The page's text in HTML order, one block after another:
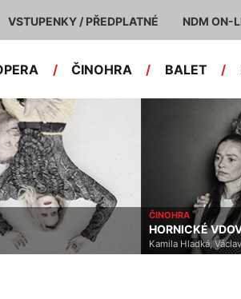
VSTUPENKY / PŘEDPLATNÉ NDM ON-
/ ČINOHRA / BALET /
ČINOHRA
HORNICKÉ
Kamila Hladká,